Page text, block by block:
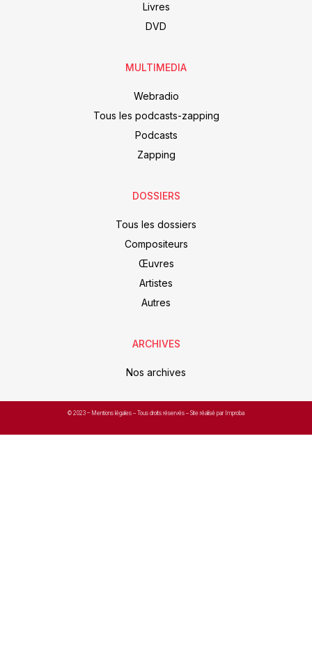
Livres
DVD
MULTIMEDIA
Webradio
Tous les podcasts-zapping
Podcasts
Zapping
DOSSIERS
Tous les dossiers
Compositeurs
Œuvres
Artistes
Autres
ARCHIVES
Nos archives
© 2023 – Mentions légales – Tous droits réservés – Site réalisé par Improba